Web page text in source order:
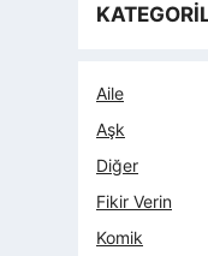
Aile
Aşk
Diğer
Fikir Verin
Komik